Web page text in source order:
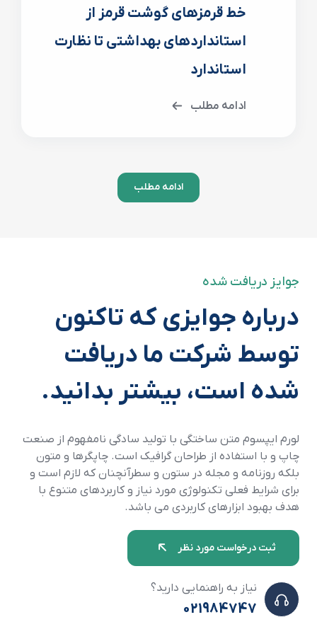
خط قرمزهای گوشت قرمز از
استانداردهای بهداشتی تا نظارت
استاندارد
ادامه مطلب
ادامه مطلب
جوایز دریافت شده
درباره جوایزی که تاکنون
توسط شرکت ما دریافت
شده است، بیشتر بدانید.
لورم ایپسوم متن ساختگی با تولید سادگی نامفهوم از صنعت
چاپ و با استفاده از طراحان گرافیک است. چاپگرها و متون
بلکه روزنامه و مجله در ستون و سطرآنچنان که لازم است و
برای شرایط فعلی تکنولوژی مورد نیاز و کاربردهای متنوع با
هدف بهبود ابزارهای کاربردی می باشد.
ثبت درخواست مورد نظر
نیاز به راهنمایی دارید؟
021984747